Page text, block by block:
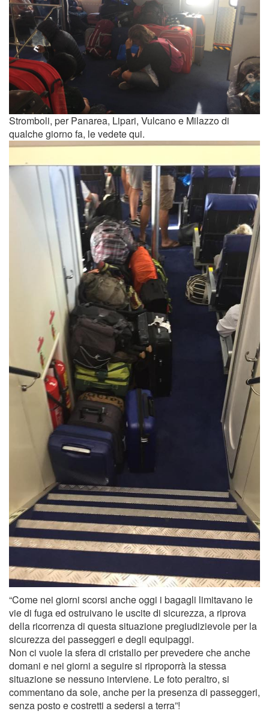
Stromboli, per Panarea, Lipari, Vulcano e Milazzo di
qualche giorno fa, le vedete qui.
“Come nei giorni scorsi anche oggi i bagagli limitavano le
vie di fuga ed ostruivano le uscite di sicurezza, a riprova
della ricorrenza di questa situazione pregiudizievole per la
sicurezza dei passeggeri e degli equipaggi.
Non ci vuole la sfera di cristallo per prevedere che anche
domani e nei giorni a seguire si riproporrà la stessa
situazione se nessuno interviene. Le foto peraltro, si
commentano da sole, anche per la presenza di passeggeri,
senza posto e costretti a sedersi a terra”!